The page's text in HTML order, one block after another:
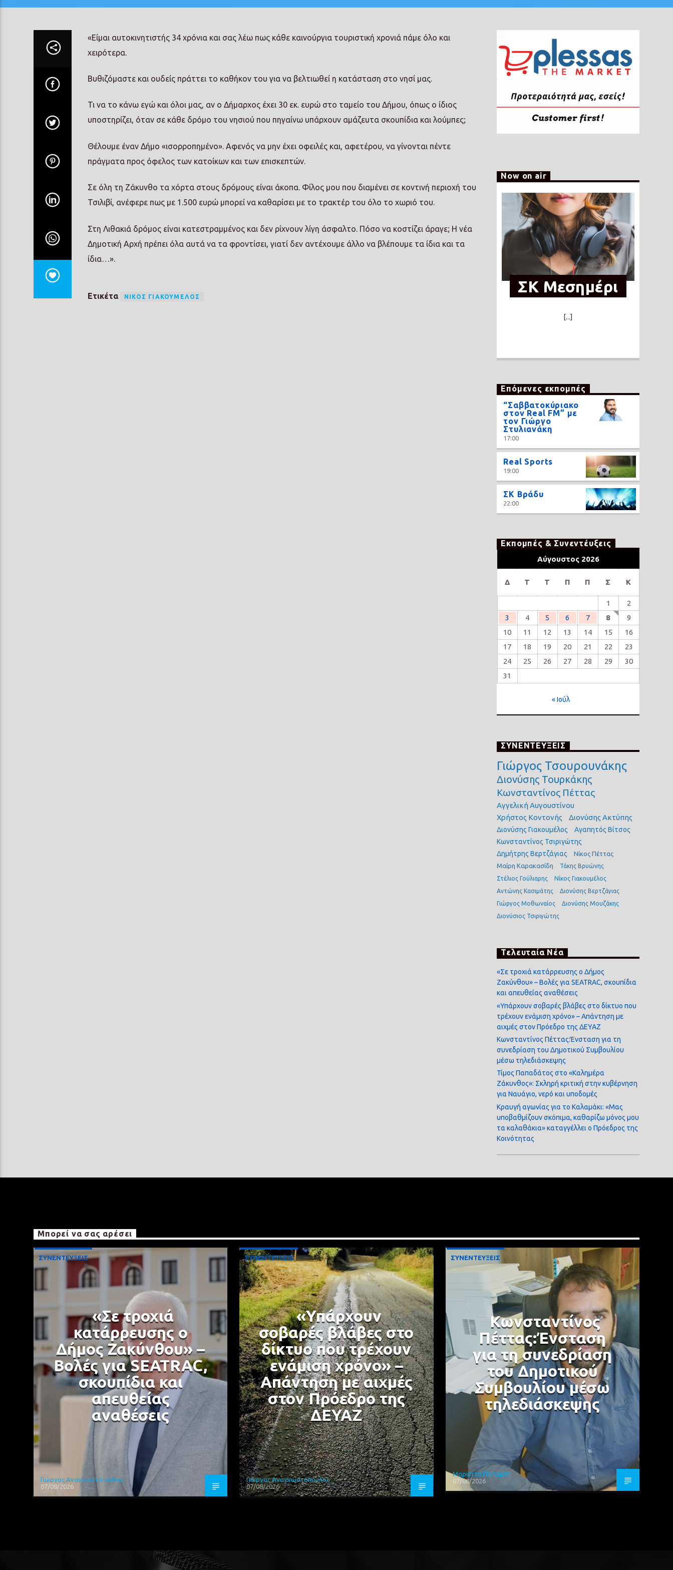
«Είμαι αυτοκινητιστής 34 χρόνια και σας λέω πως κάθε καινούργια τουριστική χρονιά πάμε όλο και
χειρότερα.
Βυθιζόμαστε και ουδείς πράττει το καθήκον του για να βελτιωθεί η κατάσταση στο νησί μας.
Τι να το κάνω εγώ και όλοι μας, αν ο Δήμαρχος έχει 30 εκ. ευρώ στο ταμείο του Δήμου, όπως ο ίδιος
υποστηρίζει, όταν σε κάθε δρόμο του νησιού που πηγαίνω υπάρχουν αμάζευτα σκουπίδια και λούμπες;
Θέλουμε έναν Δήμο «ισορροπημένο». Αφενός να μην έχει οφειλές και, αφετέρου, να γίνονται πέντε
πράγματα προς όφελος των κατοίκων και των επισκεπτών.
Σε όλη τη Ζάκυνθο τα χόρτα στους δρόμους είναι άκοπα. Φίλος μου που διαμένει σε κοντινή περιοχή του
Τσιλιβί, ανέφερε πως με 1.500 ευρώ μπορεί να καθαρίσει με το τρακτέρ του όλο το χωριό του.
Στη Λιθακιά δρόμος είναι κατεστραμμένος και δεν ρίχνουν λίγη άσφαλτο. Πόσο να κοστίζει άραγε; Η νέα
Δημοτική Αρχή πρέπει όλα αυτά να τα φροντίσει, γιατί δεν αντέχουμε άλλο να βλέπουμε τα ίδια και τα
ίδια…».
Ετικέτα ΝΊΚΟΣ ΓΙΑΚΟΥΜΈΛΟΣ
Now on air
ΣΚ Μεσημέρι
[...]
Επόμενες εκπομπές
“Σαββατοκύριακο
στον Real FM” με
τον Γιώργο
Στυλιανάκη
17:00
Real Sports
19:00
ΣΚ Βράδυ
22:00
Εκπομπές & Συνεντέυξεις
Αύγουστος 2026
Δ Τ Τ Π Π Σ Κ
1
2
3
4 5 6 7 8
9
10
11 12 13 14 15
16
17
18 19 20 21 22
23
24
25 26 27 28 29
30
31
« Ιούλ
ΣΥΝΕΝΤΕΥΞΕΙΣ
Γιώργος Τσουρουνάκης
Διονύσης Τουρκάκης
Κωνσταντίνος Πέττας
Αγγελική Αυγουστίνου
Χρήστος Κοντονής
Διονύσης Ακτύπης
Διονύσης Γιακουμέλος
Αγαπητός Βίτσος
Κωνσταντίνος Τσιριγώτης
Δημήτρης Βερτζάγιας
Νίκος Πέττας
Μαίρη Καρακασίδη
Τάκης Βρυώνης
Στέλιος Γούλιαρης
Νίκος Γιακουμέλος
Αντώνης Κασιμάτης
Διονύσης Βερτζάγιας
Γιώργος Μοθωναίος
Διονύσης Μουζάκης
Διονύσιος Τσιριγώτης
Τελευταία Νέα
«Σε τροχιά κατάρρευσης ο Δήμος
Ζακύνθου» – Βολές για SEATRAC, σκουπίδια
και απευθείας αναθέσεις
«Υπάρχουν σοβαρές βλάβες στο δίκτυο που
τρέχουν ενάμιση χρόνο» – Απάντηση με
αιχμές στον Πρόεδρο της ΔΕΥΑΖ
Κωνσταντίνος Πέττας:Ένσταση για τη
συνεδρίαση του Δημοτικού Συμβουλίου
μέσω τηλεδιάσκεψης
Τίμος Παπαδάτος στο «Καλημέρα
Ζάκυνθος»: Σκληρή κριτική στην κυβέρνηση
για Ναυάγιο, νερό και υποδομές
Κραυγή αγωνίας για το Καλαμάκι: «Μας
υποβαθμίζουν σκόπιμα, καθαρίζω μόνος μου
τα καλαθάκια» καταγγέλλει ο Πρόεδρος της
Κοινότητας
Μπορεί να σας αρέσει
ΣΥΝΕΝΤΕΥΞΕΙΣ
«Σε τροχιά
κατάρρευσης ο
Δήμος Ζακύνθου» –
Βολές για SEATRAC,
σκουπίδια και
απευθείας
αναθέσεις
Γιώργος Αναγνωστόπουλος
07/08/2026
ΣΥΝΕΝΤΕΥΞΕΙΣ
«Υπάρχουν
σοβαρές βλάβες στο
δίκτυο που τρέχουν
ενάμιση χρόνο» –
Απάντηση με αιχμές
στον Πρόεδρο της
ΔΕΥΑΖ
Γιώργος Αναγνωστόπουλος
07/08/2026
ΣΥΝΕΝΤΕΥΞΕΙΣ
Κωνσταντίνος
Πέττας:Ένσταση
για τη συνεδρίαση
του Δημοτικού
Συμβουλίου μέσω
τηλεδιάσκεψης
Μαριέττα Ποταμίτη
07/08/2026